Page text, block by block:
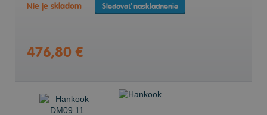
Nie je skladom Sledovať naskladnenie
476,80 €